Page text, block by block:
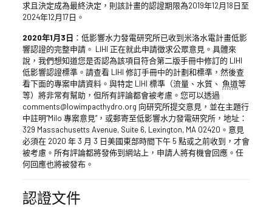
求且決定成為最終決定，則該計畫的認證期限為2019年12月18日至
2024年12月17日。
2020年1月3日 ：低影響水力發電研究所已收到米洛水電計畫低影
響認證的完整申請。 LIHI 正在就此申請徵求公眾意見。具體來
說，我們想知道您是否認為該項目符合第二版手冊中修訂的 LIHI
低影響認證標準。請查看 LIHI 修訂手冊中的計劃和標準，然後查
看下面的專案申請資料。與特定 LIHI 標準（流量、水質、 魚道等
等）將非常有幫助，但所有評論都會被考慮。您可以透過
comments@lowimpacthydro.org 向研究所提交意見，並在主題行
中註明“Milo 專案意見”，或郵寄至低影響水力發電研究所，地址：
329 Massachusetts Avenue, Suite 6, Lexington, MA 02420。意見
必須在 2020 年 3 月 3 日美國東部時間下午 5 點或之前收到，才會
被考慮。所有評論都將發佈到網站上，申請人將有機會回應。任
何回應也將被發布。
認證文件